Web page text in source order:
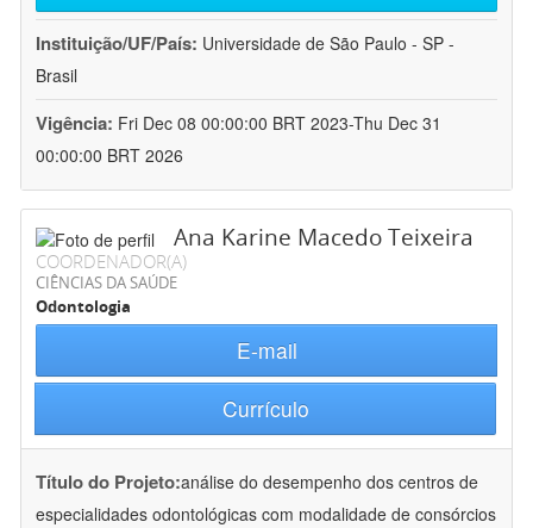
Instituição/UF/País: Universidade de São Paulo - SP -
Brasil
Vigência: Fri Dec 08 00:00:00 BRT 2023-Thu Dec 31
00:00:00 BRT 2026
Ana Karine Macedo Teixeira
COORDENADOR(A)
CIÊNCIAS DA SAÚDE
Odontologia
E-mail
Currículo
Título do Projeto:análise do desempenho dos centros de
especialidades odontológicas com modalidade de consórcios